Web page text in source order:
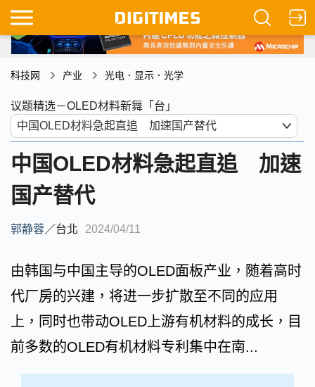
科技网 产业 光电．显示．光学
议题精选－OLED材料新舞「台」
中国OLED材料急起直追 加速
国产替代
郭静蓉／台北 2024/04/11
由韩国与中国主导的OLED面板产业，随着高时
代厂房的兴建，将进一步扩散至不同的应用
上，同时也带动OLED上游有机材料的成长，目
前多数的OLED有机材料专利集中在南...